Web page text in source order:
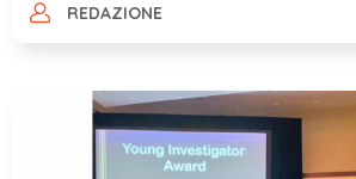
REDAZIONE